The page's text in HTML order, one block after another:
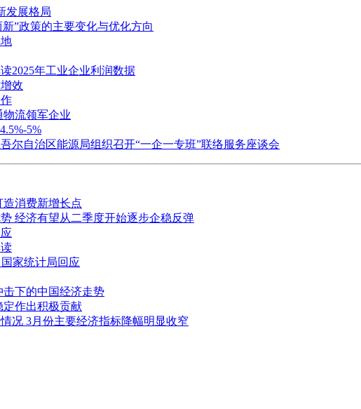
发展格局
”政策的主要变化与优化方向
2025年工业企业利润数据
效
物流领军企业
5%
尔自治区能源局组织召开“一企一专班”联络服务座谈会
消费新增长点
经济有望从二季度开始逐步企稳反弹
家统计局回应
击下的中国经济走势
定作出积极贡献
况 3月份主要经济指标降幅明显收窄